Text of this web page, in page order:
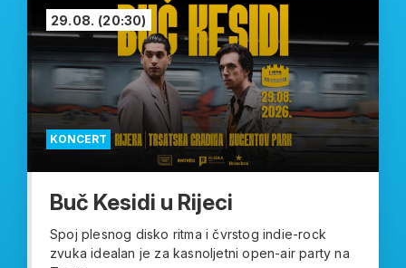
KONCERT
29.08. (20:30)
Buč Kesidi u Rijeci
Spoj plesnog disko ritma i čvrstog indie-rock
zvuka idealan je za kasnoljetni open-air party na